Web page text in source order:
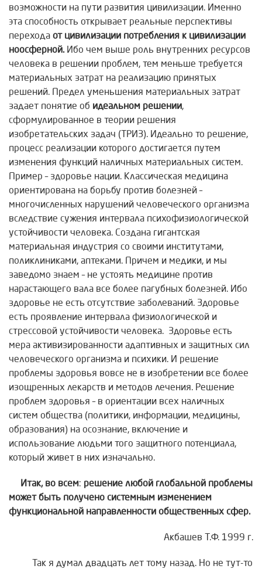
возможности на пути развития цивилизации. Именно
эта способность открывает реальные перспективы
перехода от цивилизации потребления к цивилизации
ноосферной. Ибо чем выше роль внутренних ресурсов
человека в решении проблем, тем меньше требуется
материальных затрат на реализацию принятых
решений. Предел уменьшения материальных затрат
задает понятие об идеальном решении,
сформулированное в теории решения
изобретательских задач (ТРИЗ). Идеально то решение,
процесс реализации которого достигается путем
изменения функций наличных материальных систем.
Пример – здоровье нации. Классическая медицина
ориентирована на борьбу против болезней –
многочисленных нарушений человеческого организма
вследствие сужения интервала психофизиологической
устойчивости человека. Создана гигантская
материальная индустрия со своими институтами,
поликлиниками, аптеками. Причем и медики, и мы
заведомо знаем – не устоять медицине против
нарастающего вала все более пагубных болезней. Ибо
здоровье не есть отсутствие заболеваний. Здоровье
есть проявление интервала физиологической и
стрессовой устойчивости человека. Здоровье есть
мера активизированности адаптивных и защитных сил
человеческого организма и психики. И решение
проблемы здоровья вовсе не в изобретении все более
изощренных лекарств и методов лечения. Решение
проблем здоровья – в ориентации всех наличных
систем общества (политики, информации, медицины,
образования) на осознание, включение и
использование людьми того защитного потенциала,
который живет в них изначально.
Итак, во всем: решение любой глобальной проблемы
может быть получено системным изменением
функциональной направленности общественных сфер.
Акбашев Т.Ф. 1999 г.
Так я думал двадцать лет тому назад. Но не тут-то